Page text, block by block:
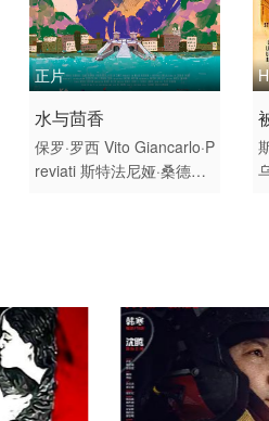
正片
2022 / 意大利 / 意大利语
剧情 喜剧
水与茴香
保罗·罗西 Vito Giancarlo·P
reviati 斯特法尼娅·桑德雷